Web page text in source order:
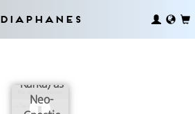
Diaphanes
Kafka) as
Neo-